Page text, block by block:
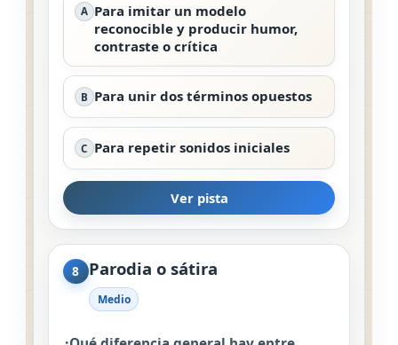
A Para imitar un modelo
reconocible y producir humor,
contraste o crítica
B Para unir dos términos opuestos
C Para repetir sonidos iniciales
Ver pista
8 Parodia o sátira
Medio